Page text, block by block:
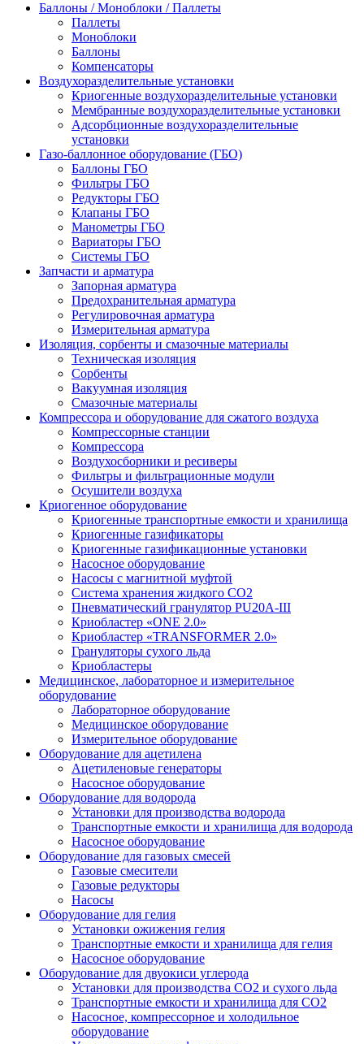
Баллоны / Моноблоки / Паллеты
Паллеты
Моноблоки
Баллоны
Компенсаторы
Воздухоразделительные установки
Криогенные воздухоразделительные установки
Мембранные воздухоразделительные установки
Адсорбционные воздухоразделительные
установки
Газо-баллонное оборудование (ГБО)
Баллоны ГБО
Фильтры ГБО
Редукторы ГБО
Клапаны ГБО
Манометры ГБО
Вариаторы ГБО
Системы ГБО
Запчасти и арматура
Запорная арматура
Предохранительная арматура
Регулировочная арматура
Измерительная арматура
Изоляция, сорбенты и смазочные материалы
Техническая изоляция
Сорбенты
Вакуумная изоляция
Смазочные материалы
Компрессора и оборудование для сжатого воздуха
Компрессорные станции
Компрессора
Воздухосборники и ресиверы
Фильтры и фильтрационные модули
Осушители воздуха
Криогенное оборудование
Криогенные транспортные емкости и хранилища
Криогенные газификаторы
Криогенные газификационные установки
Насосное оборудование
Насосы с магнитной муфтой
Система хранения жидкого CO2
Пневматический гранулятор PU20A-III
Криобластер «ONE 2.0»
Криобластер «TRANSFORMER 2.0»
Грануляторы сухого льда
Криобластеры
Медицинское, лабораторное и измерительное
оборудование
Лабораторное оборудование
Медицинское оборудование
Измерительное оборудование
Оборудование для ацетилена
Ацетиленовые генераторы
Насосное оборудование
Оборудование для водорода
Установки для производства водорода
Транспортные емкости и хранилища для водорода
Насосное оборудование
Оборудование для газовых смесей
Газовые смесители
Газовые редукторы
Насосы
Оборудование для гелия
Установки ожижения гелия
Транспортные емкости и хранилища для гелия
Насосное оборудование
Оборудование для двуокиси углерода
Установки для производства СО2 и сухого льда
Транспортные емкости и хранилища для CO2
Насосное, компрессорное и холодильное
оборудование